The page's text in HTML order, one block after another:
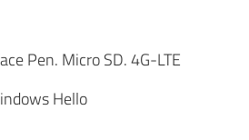
Pen. Micro SD. 4G-LTE
Hello